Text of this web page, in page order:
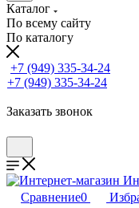
Каталог
По всему сайту
По каталогу
+7 (949) 335-34-24
+7 (949) 335-34-24
Заказать звонок
Сравнение0